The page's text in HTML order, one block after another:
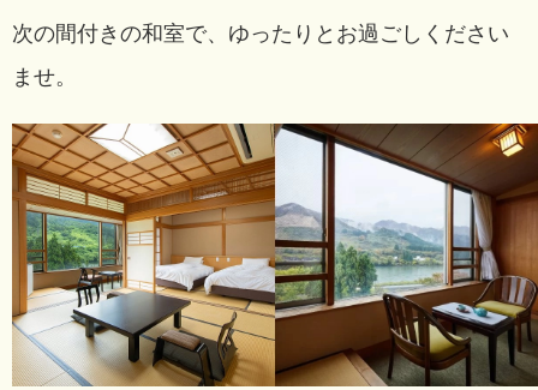
次の間付きの和室で、ゆったりとお過ごしください
ませ。